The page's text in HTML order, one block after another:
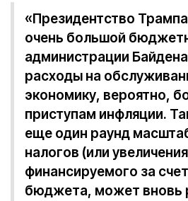
«Президентство
очень большой
администрации
расходы на
экономику, вероятно,
приступам инфляции.
еще один раунд
налогов (или
финансируемого за
бюджета, может вновь